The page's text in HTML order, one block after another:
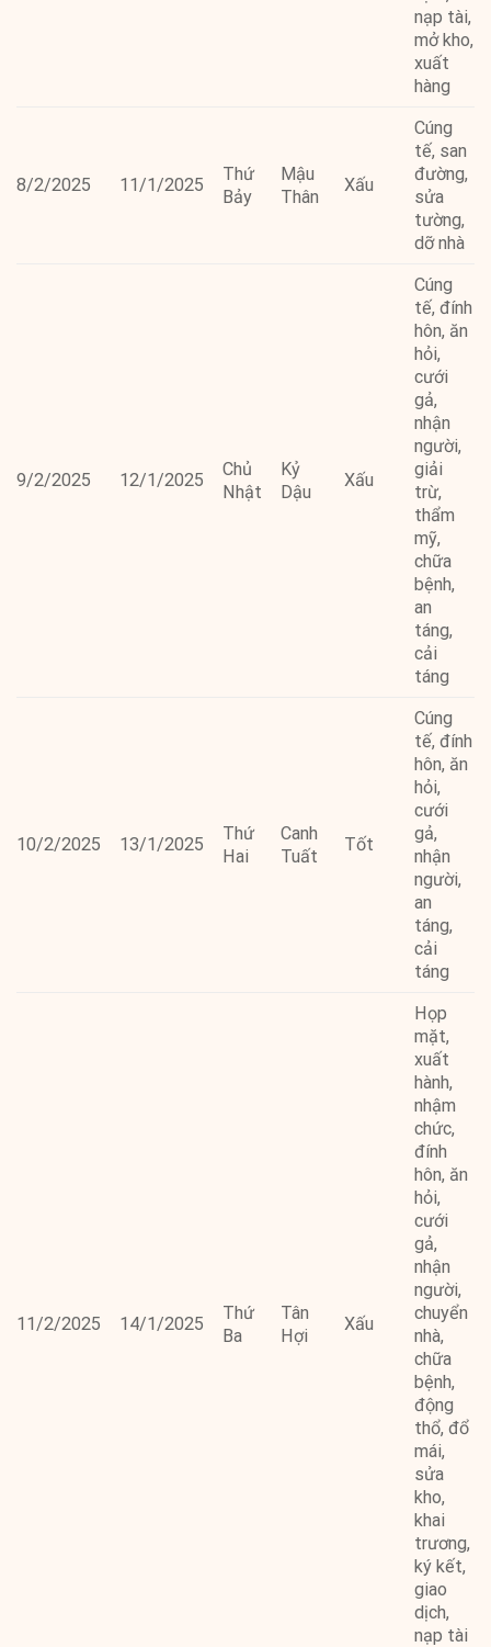
nạp tài,
mở kho,
xuất
hàng
8/2/2025 11/1/2025
Thứ
Bảy
Mậu
Thân
Xấu
Cúng
tế, san
đường,
sửa
tường,
dỡ nhà
9/2/2025 12/1/2025
Chủ
Nhật
Kỷ
Dậu
Xấu
Cúng
tế, đính
hôn, ăn
hỏi,
cưới
gả,
nhận
người,
giải
trừ,
thẩm
mỹ,
chữa
bệnh,
an
táng,
cải
táng
10/2/2025 13/1/2025
Thứ
Hai
Canh
Tuất
Tốt
Cúng
tế, đính
hôn, ăn
hỏi,
cưới
gả,
nhận
người,
an
táng,
cải
táng
11/2/2025 14/1/2025
Thứ
Ba
Tân
Hợi
Xấu
Họp
mặt,
xuất
hành,
nhậm
chức,
đính
hôn, ăn
hỏi,
cưới
gả,
nhận
người,
chuyển
nhà,
chữa
bệnh,
động
thổ, đổ
mái,
sửa
kho,
khai
trương,
ký kết,
giao
dịch,
nạp tài